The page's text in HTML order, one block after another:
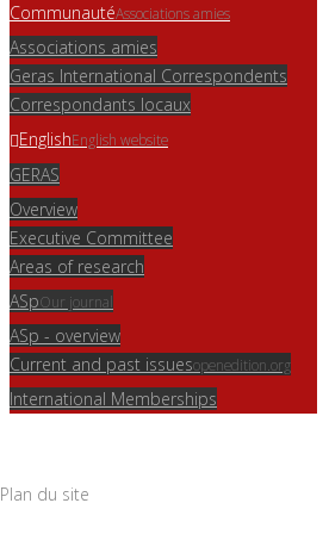
CommunautéAssociations amies
Associations amies
Geras International Correspondents
Correspondants locaux
EnglishEnglish website
GERAS
Overview
Executive Committee
Areas of research
ASpOur journal
ASp - overview
Current and past issuesopenedition.org
International Memberships
Plan du site